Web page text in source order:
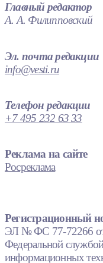
Главный редактор
А. А. Филипповский
Эл. почта редакции
info@vesti.ru
Телефон редакции
+7 495 232 63 33
Реклама на сайте
Росреклама
Регистрационный
ЭЛ № ФС 77-72266 от
Федеральной
информационных